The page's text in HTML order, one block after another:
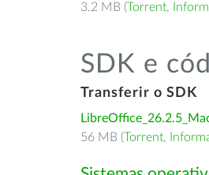
3.2 MB (Torrent,
SDK e
Transferir o SDK
56 MB (Torrent,